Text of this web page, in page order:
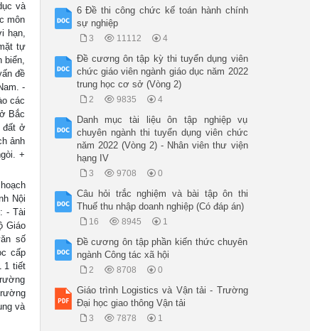
và
môn
hạn,
tự
biển,
đề
-
các
Bắc
đất ở
ảnh
+
Nội
- Tài
Giáo
số
cấp
1 tiết
và
6 Đề thi công chức kế toán hành chính
sự nghiệp
3 11112 4
Đề cương ôn tập kỳ thi tuyển dụng viên
chức giáo viên ngành giáo dục năm 2022
trung học cơ sở (Vòng 2)
2 9835 4
Danh mục tài liệu ôn tập nghiệp vụ
chuyên ngành thi tuyển dụng viên chức
năm 2022 (Vòng 2) - Nhân viên thư viện
hạng IV
3 9708 0
Câu hỏi trắc nghiệm và bài tập ôn thi
Thuế thu nhập doanh nghiệp (Có đáp án)
16 8945 1
Đề cương ôn tập phần kiến thức chuyên
ngành Công tác xã hội
2 8708 0
Giáo trình Logistics và Vận tải - Trường
Đại học giao thông Vận tải
3 7878 1